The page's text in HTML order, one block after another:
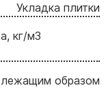
Укладка плитки
кг/м3
образом